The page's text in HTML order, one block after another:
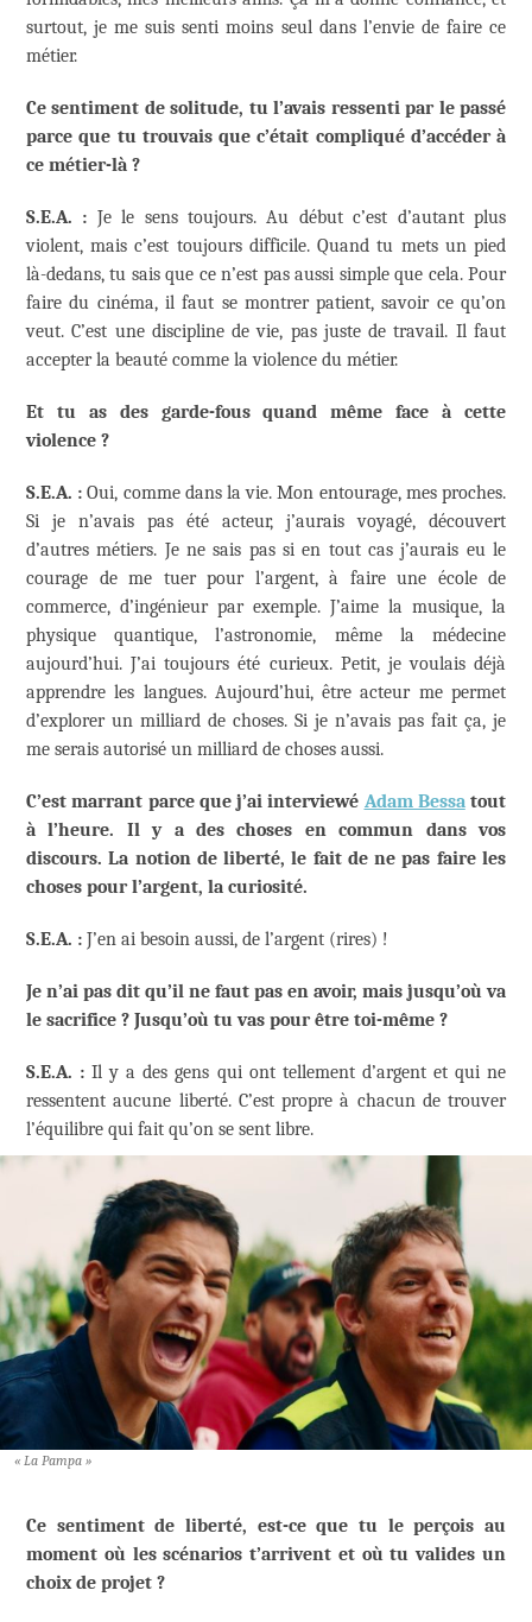
surtout, je me suis senti moins seul dans l’envie de faire ce
métier.
Ce sentiment de solitude, tu l’avais ressenti par le passé
parce que tu trouvais que c’était compliqué d’accéder à
ce métier-là ?
S.E.A. : Je le sens toujours. Au début c’est d’autant plus
violent, mais c’est toujours difficile. Quand tu mets un pied
là-dedans, tu sais que ce n’est pas aussi simple que cela. Pour
faire du cinéma, il faut se montrer patient, savoir ce qu’on
veut. C’est une discipline de vie, pas juste de travail. Il faut
accepter la beauté comme la violence du métier.
Et tu as des garde-fous quand même face à cette
violence ?
S.E.A. : Oui, comme dans la vie. Mon entourage, mes proches.
Si je n’avais pas été acteur, j’aurais voyagé, découvert
d’autres métiers. Je ne sais pas si en tout cas j’aurais eu le
courage de me tuer pour l’argent, à faire une école de
commerce, d’ingénieur par exemple. J’aime la musique, la
physique quantique, l’astronomie, même la médecine
aujourd’hui. J’ai toujours été curieux. Petit, je voulais déjà
apprendre les langues. Aujourd’hui, être acteur me permet
d’explorer un milliard de choses. Si je n’avais pas fait ça, je
me serais autorisé un milliard de choses aussi.
C’est marrant parce que j’ai interviewé Adam Bessatout
à l’heure. Il y a des choses en commun dans vos
discours. La notion de liberté, le fait de ne pas faire les
choses pour l’argent, la curiosité.
S.E.A. : J’en ai besoin aussi, de l’argent (rires) !
Je n’ai pas dit qu’il ne faut pas en avoir, mais jusqu’où va
le sacrifice ? Jusqu’où tu vas pour être toi-même ?
S.E.A. : Il y a des gens qui ont tellement d’argent et qui ne
ressentent aucune liberté. C’est propre à chacun de trouver
l’équilibre qui fait qu’on se sent libre.
« La Pampa »
Ce sentiment de liberté, est-ce que tu le perçois au
moment où les scénarios t’arrivent et où tu valides un
choix de projet ?